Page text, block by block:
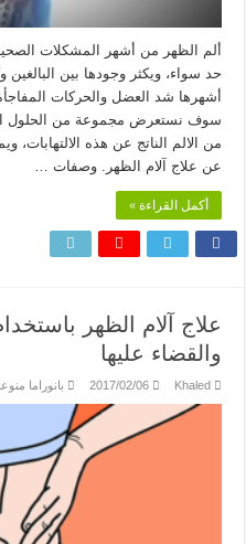
ألم الظهر من أشهر المشكلات
حد سواء، ويكثر وجودها بين البالغين
أشهرها شد العضل والحركات
سوف نستعرض مجموعة من الحلول
من الالم الناتج عن هذه
عن علاج آلام الظهر. وصفات …
أكمل القراءة »
علاج آلام الظهر
والقضاء عليها
Khaled
2017/02/06 بانوراما